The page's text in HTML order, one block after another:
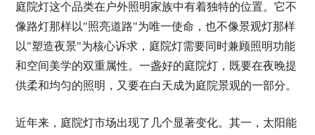
庭院灯这个品类在户外照明家族中有着独特的位置。它不
像路灯那样以"照亮道路"为唯一使命，也不像景观灯那样
以"塑造夜景"为核心诉求，庭院灯需要同时兼顾照明功能
和空间美学的双重属性。一盏好的庭院灯，既要在夜晚提
供柔和均匀的照明，又要在白天成为庭院景观的一部分。
近年来，庭院灯市场出现了几个显著变化。其一，太阳能